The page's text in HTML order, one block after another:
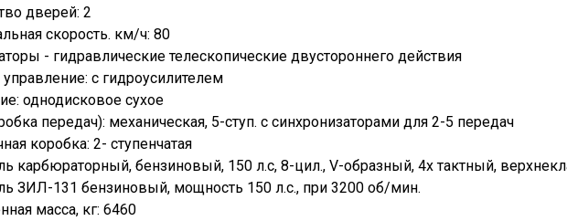
дверей: 2
скорость. км/ч: 80
- гидравлические телескопические двустороннего действия
с гидроусилителем
однодисковое сухое
передач): механическая, 5-ступ. с синхронизаторами для 2-5 передач
коробка: 2- ступенчатая
карбюраторный, бензиновый, 150 л.с, 8-цил., V-образный, 4х тактный,
ЗИЛ-131 бензиновый, мощность 150 л.с., при 3200 об/мин.
масса, кг: 6460